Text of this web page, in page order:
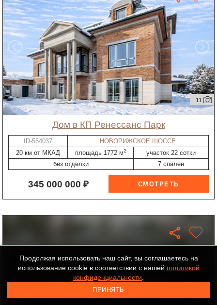
+11
дом в КП Ренессанс Парк
ID-554037
НОВОРИЖСКОЕ ШОССЕ
20 км от МКАД
площадь 1772 м2
участок 22 сотки
без отделки
7 спален
345 000 000 ₽
Закрытая продажа
Продолжая использовать наш сайт, вы соглашаетесь на
использование cookie в соответствии с нашей политикой
конфиденциальности
ПРИНЯТЬ